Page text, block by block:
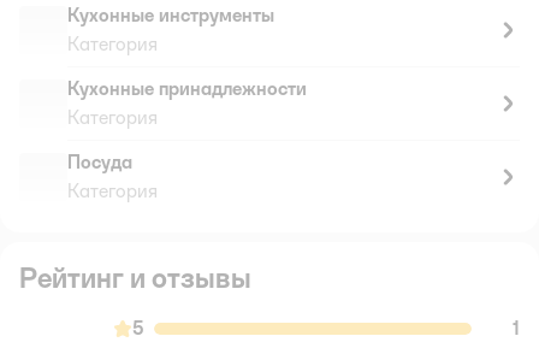
Кухонные инструменты
Категория
Кухонные принадлежности
Категория
Посуда
Категория
Рейтинг и отзывы
5
1